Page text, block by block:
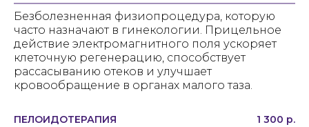
Безболезненная физиопроцедура, которую
часто назначают в гинекологии. Прицельное
действие электромагнитного поля ускоряет
клеточную регенерацию, способствует
рассасыванию отеков и улучшает
кровообращение в органах малого таза.
ПЕЛОИДОТЕРАПИЯ 1 300 р.